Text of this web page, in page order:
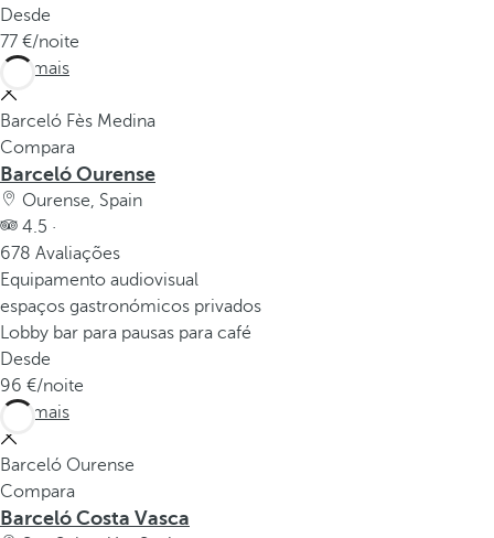
Desde
77
/noite
Ver mais
Barceló Fès Medina
Compara
Barceló Ourense
Ourense, Spain
4.5 ·
678 Avaliações
Equipamento audiovisual
espaços gastronómicos privados
Lobby bar para pausas para café
Desde
96
/noite
Ver mais
Barceló Ourense
Compara
Barceló Costa Vasca